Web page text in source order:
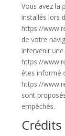
Vous avez la
installés lors
https://
de votre
intervenir
https://
êtes informé
https://
sont
empêchés.